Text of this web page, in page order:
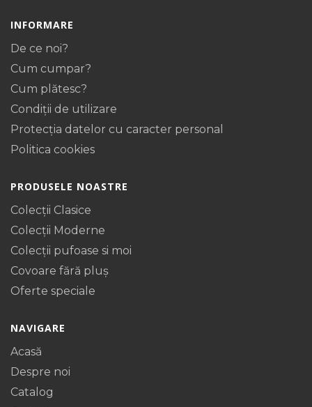
INFORMARE
De ce noi?
Cum cumpar?
Cum plătesc?
Condiții de utilizare
Protecţia datelor cu caracter personal
Politica cookies
PRODUSELE NOASTRE
Colecții Clasice
Colecții Moderne
Colecții pufoase si moi
Covoare fără pluș
Oferte speciale
NAVIGARE
Acasă
Despre noi
Catalog